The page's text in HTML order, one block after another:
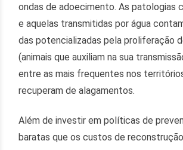
ondas de adoecimento. As patologias
e aquelas transmitidas por água
das potencializadas pela proliferação
(animais que auxiliam na sua
entre as mais frequentes nos
recuperam de alagamentos.
Além de investir em políticas de
baratas que os custos de